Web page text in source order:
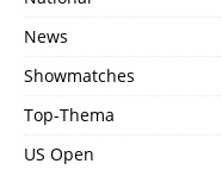
News
Showmatches
Top-Thema
US Open